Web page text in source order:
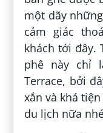
một dãy
cảm giác
khách tới đây.
phê này chỉ
Terrace, bởi
xắn và khá
du lịch nữa